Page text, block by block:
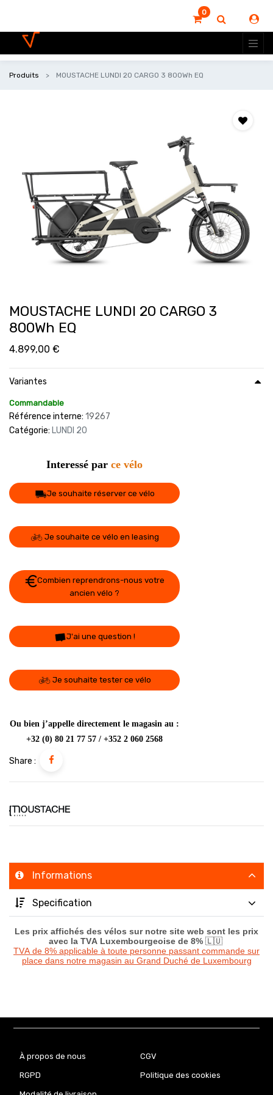
0
Produits MOUSTACHE LUNDI 20 CARGO 3 800Wh EQ
MOUSTACHE LUNDI 20 CARGO 3
800Wh EQ
4.899,00 €
Variantes
Commandable
Référence interne: 19267
Catégorie: LUNDI 20
Interessé par ce vélo
Je souhaite réserver ce vélo
Je souhaite ce vélo en leasing
Combien reprendrons-nous votre
ancien vélo ?
J'ai une question !
Je souhaite tester ce vélo
Ou bien j’appelle directement le magasin au :
+32 (0) 80 21 77 57 / +352 2 060 2568
Share :
Informations
Specification
Les prix affichés des vélos sur notre site web sont les prix
avec la TVA Luxembourgeoise de 8% 🇱🇺
TVA de 8% applicable à toute personne passant commande sur
place dans notre magasin au Grand Duché de Luxembourg
À propos de nous CGV
RGPD Politique des cookies